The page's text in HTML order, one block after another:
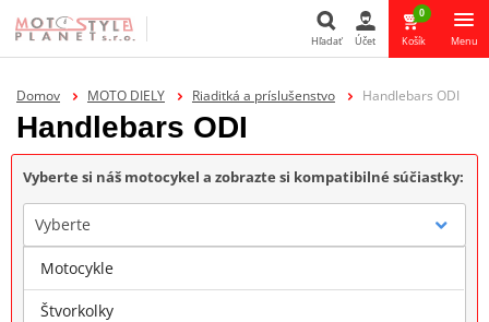
Hľadať
Hľadať Účet
0
Košík Menu
Domov MOTO DIELY Riaditká a príslušenstvo Handlebars ODI
Handlebars ODI
Vyberte si náš motocykel a zobrazte si kompatibilné súčiastky:
Vyberte
Značka
Motocykle
Štvorkolky